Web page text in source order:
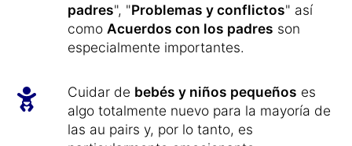
padres", "Problemas y conflictos" así
como Acuerdos con los padres son
especialmente importantes.
Cuidar de bebés y niños pequeños es
algo totalmente nuevo para la mayoría de
las au pairs y, por lo tanto, es